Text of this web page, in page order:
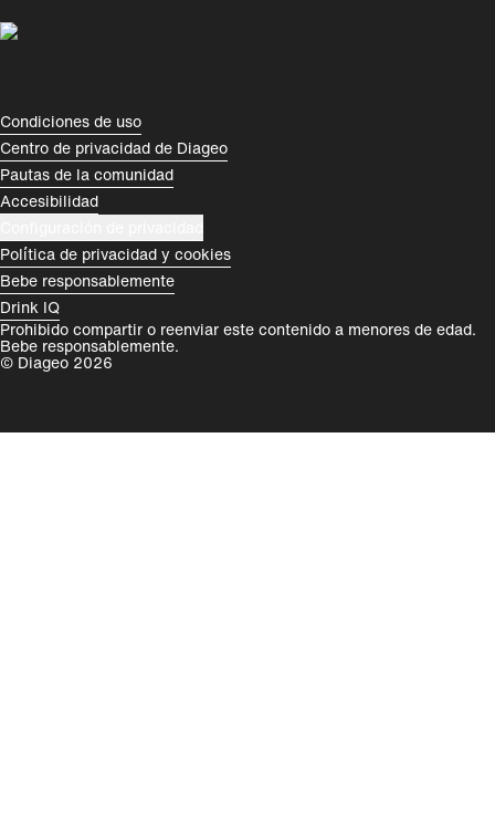
România
Rest of World
Compliance Footer
Condiciones de uso
Centro de privacidad de Diageo
Pautas de la comunidad
Accesibilidad
Política de privacidad y cookies
Bebe responsablemente
Drink IQ
Prohibido compartir o reenviar este contenido a menores de edad.
Bebe responsablemente.
© Diageo 2026